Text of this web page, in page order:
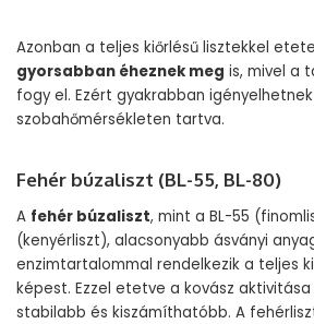
Azonban a teljes kiőrlésű lisztekkel
gyorsabban éheznek meg is, mivel a
fogy el. Ezért gyakrabban
szobahőmérsékleten tartva.
Fehér búzaliszt (BL-55, BL-80)
A fehér búzaliszt, mint a BL-55
(kenyérliszt), alacsonyabb ásványi
enzimtartalommal rendelkezik a teljes
képest. Ezzel etetve a kovász
stabilabb és kiszámíthatóbb. A